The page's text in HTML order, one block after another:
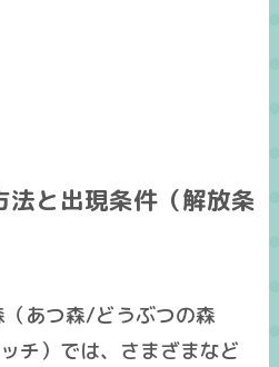
法と出現条件（解放条
あつ森/どうぶつの森
チ）では、さまざまなど